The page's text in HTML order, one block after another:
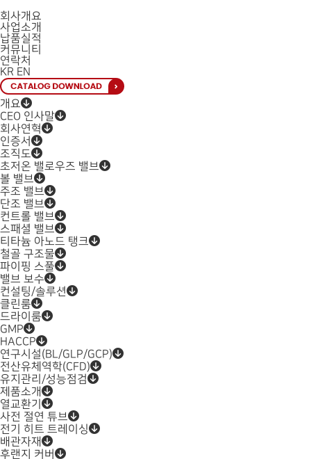
회사개요
사업소개
납품실적
커뮤니티
연락처
KR EN
개요
CEO 인사말
회사연혁
인증서
조직도
초저온 밸로우즈 밸브
볼 밸브
주조 밸브
단조 밸브
컨트롤 밸브
스패셜 밸브
티타늄 아노드 탱크
철골 구조물
파이핑 스풀
밸브 보수
컨설팅/솔루션
클린룸
드라이룸
GMP
HACCP
연구시설(BL/GLP/GCP)
전산유체역학(CFD)
유지관리/성능점검
제품소개
열교환기
사전 절연 튜브
전기 히트 트레이싱
배관자재
후랜지 커버